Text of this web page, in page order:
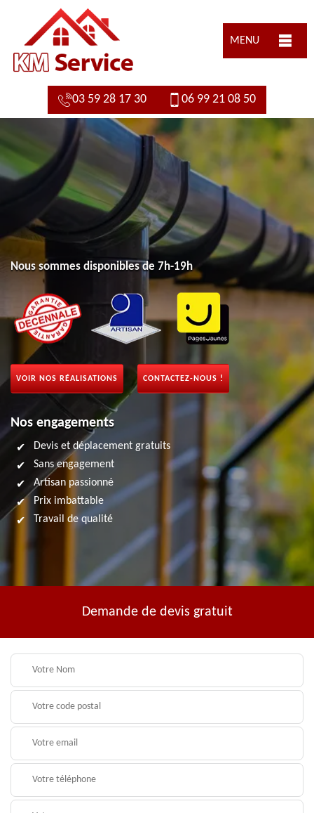
MENU
03 59 28 17 30 06 99 21 08 50
Nous sommes disponibles de 7h-19h
VOIR NOS RÉALISATIONS CONTACTEZ-NOUS !
Nos engagements
Devis et déplacement gratuits
Sans engagement
Artisan passionné
Prix imbattable
Travail de qualité
Demande de devis gratuit